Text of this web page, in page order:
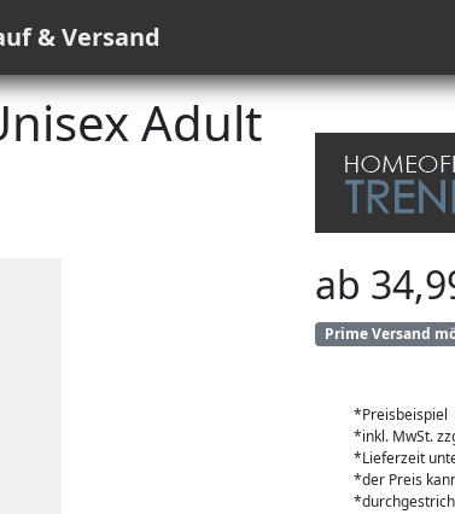
& Versand
Adult
ab
Prime Versand
*Preisbeispiel
*inkl. MwSt.
*Lieferzeit
*der Preis